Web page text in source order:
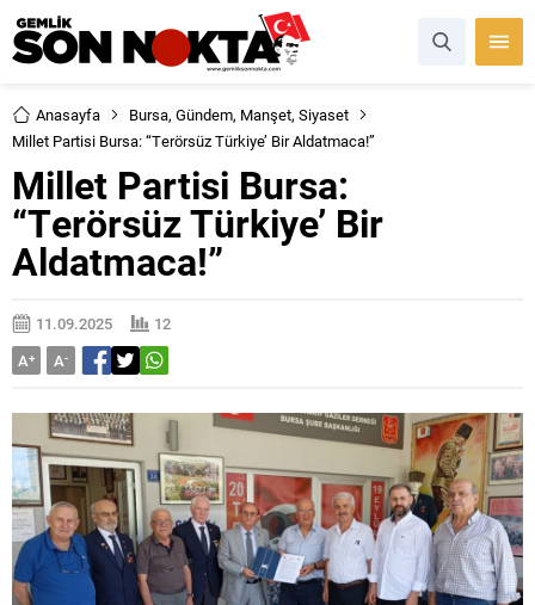
Anasayfa Bursa, Gündem, Manşet, Siyaset
Millet Partisi Bursa: “Terörsüz Türkiye’ Bir Aldatmaca!”
Millet Partisi Bursa:
“Terörsüz Türkiye’ Bir
Aldatmaca!”
11.09.2025
12
A+ A-